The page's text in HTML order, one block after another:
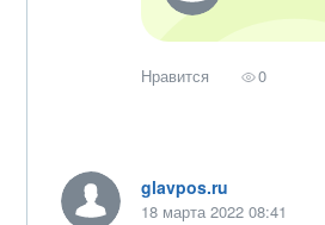
Нравится 0
glavpos.ru
18 марта 2022 08:41